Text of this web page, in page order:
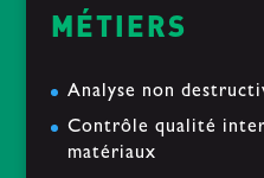
MÉTIERS
Analyse non
Contrôle qualité
matériaux